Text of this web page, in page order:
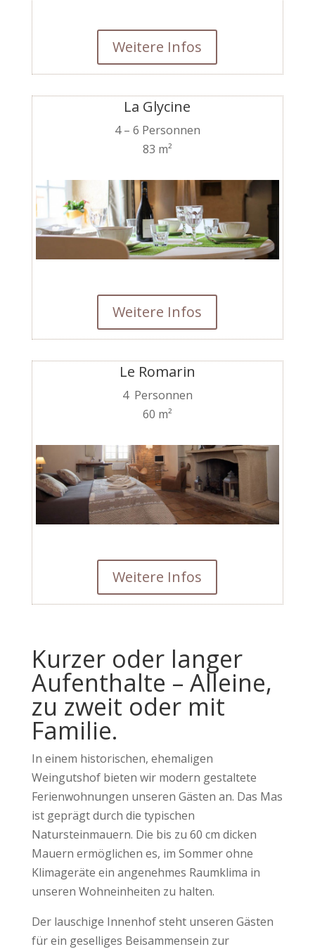
Weitere Infos
La Glycine
4 – 6 Personnen
83 m²
Weitere Infos
Le Romarin
4 Personnen
60 m²
Weitere Infos
Kurzer oder langer
Aufenthalte – Alleine,
zu zweit oder mit
Familie.
In einem historischen, ehemaligen
Weingutshof bieten wir modern gestaltete
Ferienwohnungen unseren Gästen an. Das Mas
ist geprägt durch die typischen
Natursteinmauern. Die bis zu 60 cm dicken
Mauern ermöglichen es, im Sommer ohne
Klimageräte ein angenehmes Raumklima in
unseren Wohneinheiten zu halten.
Der lauschige Innenhof steht unseren Gästen
für ein geselliges Beisammensein zur